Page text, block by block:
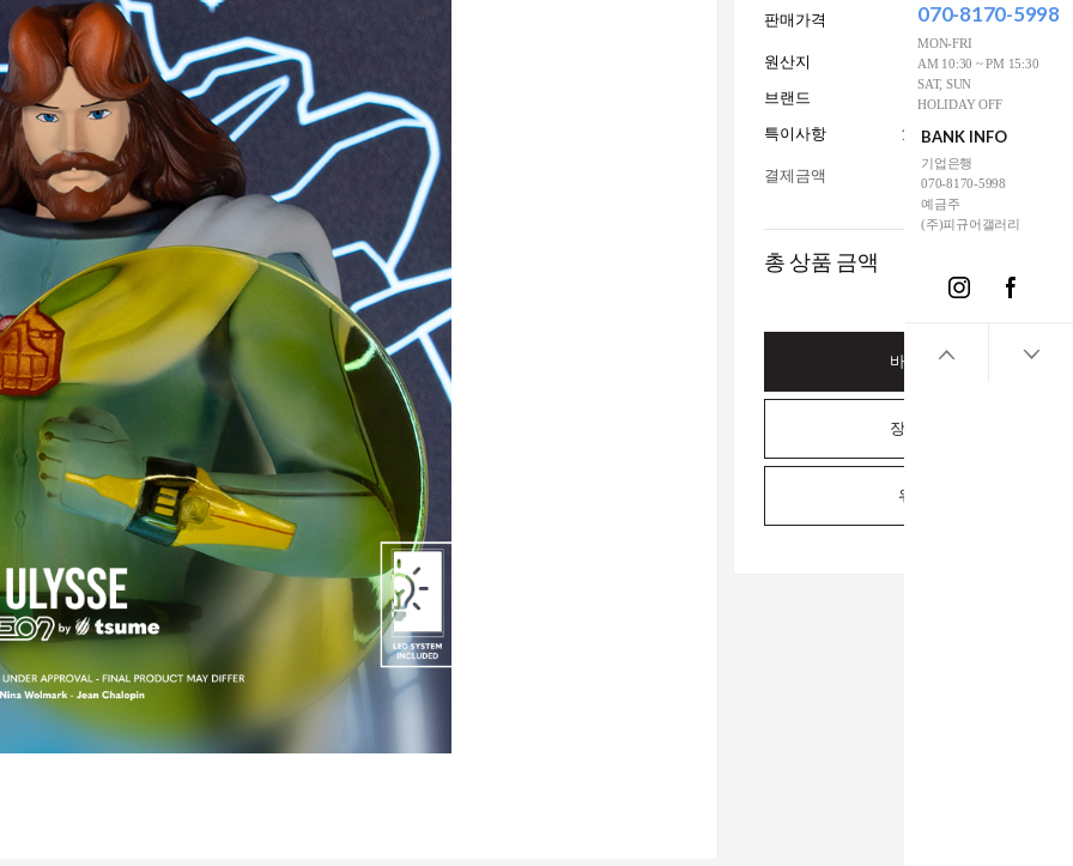
070-8170-5998
MON-FRI
AM 10:30 ~ PM 15:30
SAT, SUN
HOLIDAY OFF
BANK INFO
기업은행
070-8170-5998
예금주
(주)피규어갤러리
판매가격 135,000
원산지
브랜드
특이사항 15세이상사용_전시수집
결제금액
총 상품 금액
바로구매하기
장바구니담기
위시리스트